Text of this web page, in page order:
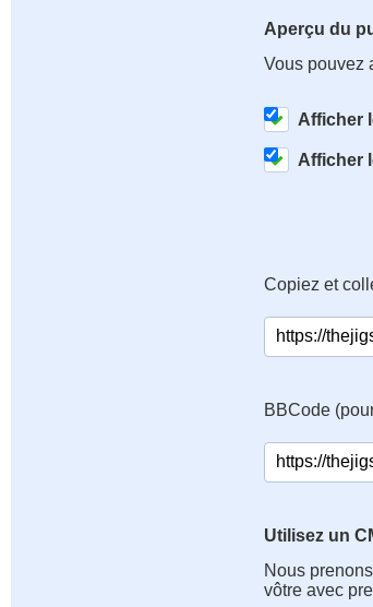
Aperçu du
Vous pouvez
Afficher
Afficher
Copiez et
BBCode
Utilisez un
Nous
vôtre avec